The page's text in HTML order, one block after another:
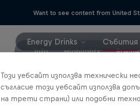
Want to see content from United
Energy Drinks Събития
Info
Highlights
Този уебсайт използва технически
съгласие този уебсайт използва
на трети страни) или подобни